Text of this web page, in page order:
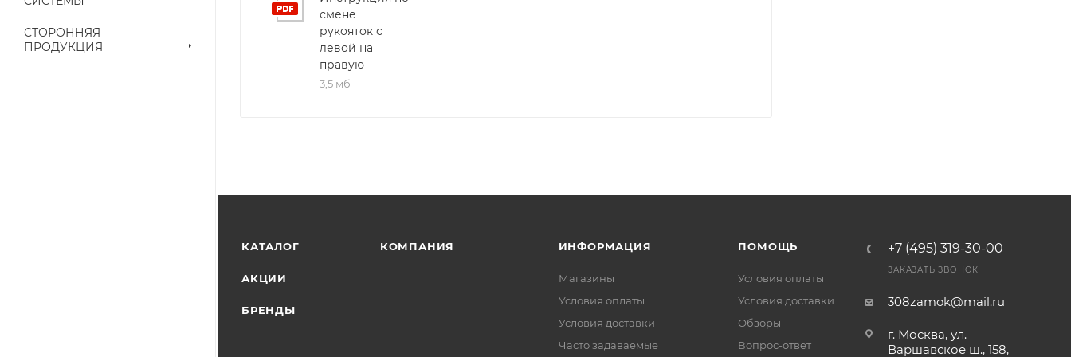
СТОРОННЯЯ
ПРОДУКЦИЯ
смене
рукояток с
левой на
правую
3,5 мб
КАТАЛОГ
АКЦИИ
БРЕНДЫ
КОМПАНИЯ ИНФОРМАЦИЯ
Магазины
Условия оплаты
Условия доставки
Часто задаваемые
ПОМОЩЬ
Условия оплаты
Условия доставки
Обзоры
Вопрос-ответ
+7 (495) 319-30-00
ЗАКАЗАТЬ ЗВОНОК
308zamok@mail.ru
г. Москва, ул.
Варшавское ш., 158,